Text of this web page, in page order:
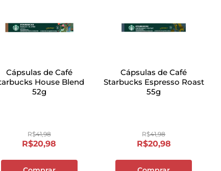
Cápsulas de Café
House Blend
52g
R$41,98
R$20,98
Cápsulas de Café
Starbucks Espresso Roast
55g
R$41,98
R$20,98